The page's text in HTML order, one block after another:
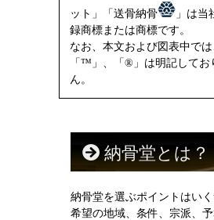
ット」「送骨納骨
」は当
録商標または商標です。
なお、本文および図表中では
「™」、「®」は明記してお
ん。
納骨堂とは？
納骨堂を選ぶポイントはい
希望の地域、条件、宗派、